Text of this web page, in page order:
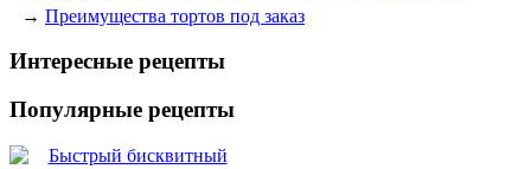
→ Преимущества тортов под заказ
Интересные рецепты
Популярные рецепты